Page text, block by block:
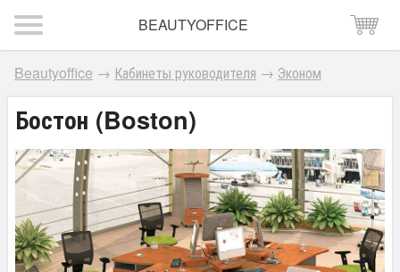
BEAUTYOFFICE
Beautyoffice → Кабинеты руководителя → Эконом
Бостон (Boston)